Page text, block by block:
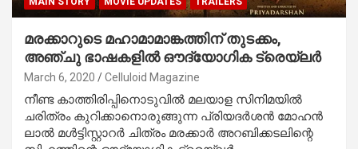
മരക്കാറുടെ മഹാമാമാങ്കത്തിന് തുടക്കം,
അഞ്ചു ഭാഷകളില്‍ ഔദ്യോഗിക ട്രെയ്‌ലര്‍
March 6, 2020 Celluloid Magazine
നീണ്ട കാത്തിരിപ്പിനൊടുവില്‍ മലയാള സിനിമയില്‍
ചരിത്രം കുറിക്കാനൊരുങ്ങുന്ന പ്രിയദര്‍ശന്‍ മോഹന്‍
ലാല്‍ മള്‍ട്ടിസ്റ്റാറര്‍ ചിത്രം മരക്കാര്‍ അറബിക്കടലിന്റെ